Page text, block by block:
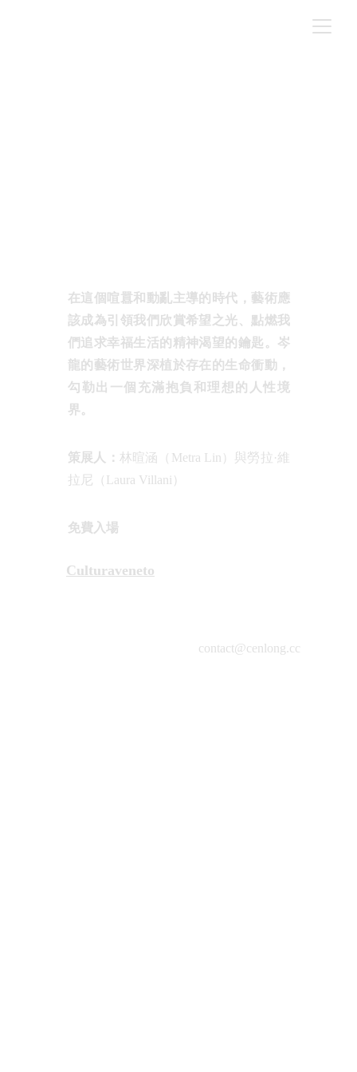
在這個喧囂和動亂主導的時代，藝術應
該成為引領我們欣賞希望之光、點燃我
們追求幸福生活的精神渴望的鑰匙。岑
龍的藝術世界深植於存在的生命衝動，
勾勒出一個充滿抱負和理想的人性境
界。
策展人： 林暄涵（Metra Lin）與勞拉·維
拉尼（Laura Villani）
免費入場
Culturaveneto
contact@cenlong.cc